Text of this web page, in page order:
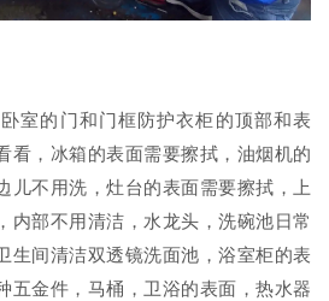
室的门和门框防护衣柜的顶部和表
看，冰箱的表面需要擦拭，油烟机的
儿不用洗，灶台的表面需要擦拭，上
内部不用清洁，水龙头，洗碗池日常
生间清洁双透镜洗面池，浴室柜的表
五金件，马桶，卫浴的表面，热水器